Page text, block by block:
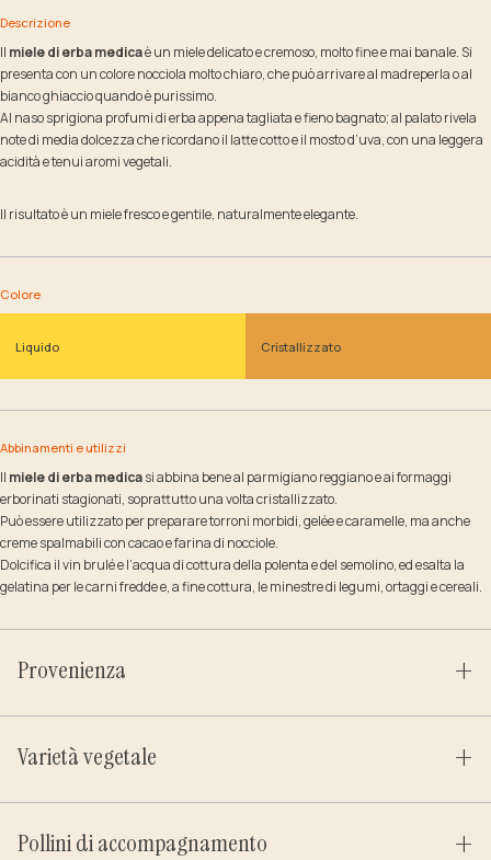
Descrizione
Il miele di erba medicaè un miele delicato e cremoso, molto fine e mai banale. Si
presenta con un colore nocciola molto chiaro, che può arrivare al madreperla o al
bianco ghiaccio quando è purissimo.
Al naso sprigiona profumi di erba appena tagliata e fieno bagnato; al palato rivela
note di media dolcezza che ricordano il latte cotto e il mosto d’uva, con una leggera
acidità e tenui aromi vegetali.
Il risultato è un miele fresco e gentile, naturalmente elegante.
Colore
Liquido Cristallizzato
Abbinamenti e utilizzi
Il miele di erba medicasi abbina bene al parmigiano reggiano e ai formaggi
erborinati stagionati, soprattutto una volta cristallizzato.
Può essere utilizzato per preparare torroni morbidi, gelée e caramelle, ma anche
creme spalmabili con cacao e farina di nocciole.
Dolcifica il vin brulé e l’acqua di cottura della polenta e del semolino, ed esalta la
gelatina per le carni fredde e, a fine cottura, le minestre di legumi, ortaggi e cereali.
Provenienza
Varietà vegetale
Pollini di accompagnamento